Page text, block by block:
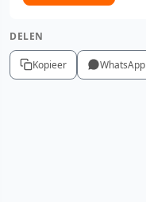
DELEN
Kopieer WhatsApp